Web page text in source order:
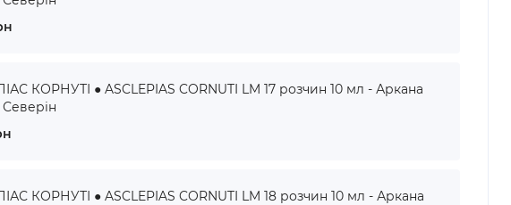
КОРНУТІ ● ASCLEPIAS CORNUTI LM 17 розчин 10 мл - Аркана
КОРНУТІ ● ASCLEPIAS CORNUTI LM 18 розчин 10 мл - Аркана